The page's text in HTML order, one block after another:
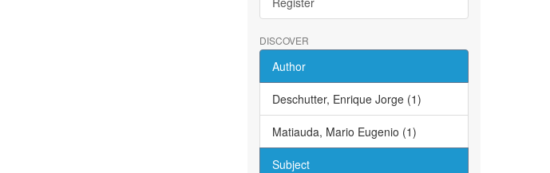
DISCOVER
Author
Deschutter, Enrique Jorge (1)
Matiauda, Mario Eugenio (1)
Subject